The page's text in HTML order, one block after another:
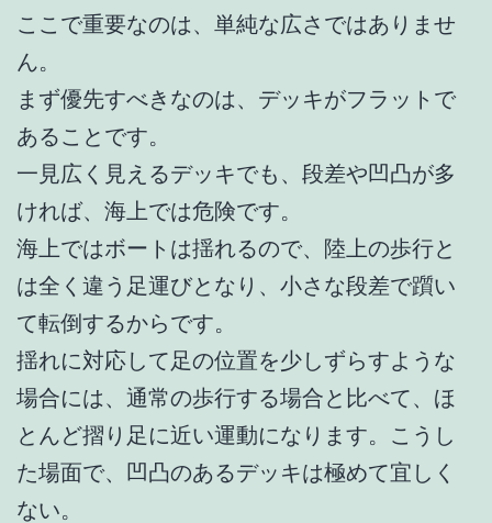
ここで重要なのは、単純な広さではありませ
ん。
まず優先すべきなのは、デッキがフラットで
あることです。
一見広く見えるデッキでも、段差や凹凸が多
ければ、海上では危険です。
海上ではボートは揺れるので、陸上の歩行と
は全く違う足運びとなり、小さな段差で躓い
て転倒するからです。
揺れに対応して足の位置を少しずらすような
場合には、通常の歩行する場合と比べて、ほ
とんど摺り足に近い運動になります。こうし
た場面で、凹凸のあるデッキは極めて宜しく
ない。